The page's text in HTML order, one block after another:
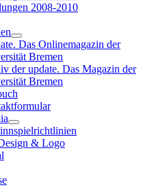
2008-2010
Das Onlinemagazin der
Bremen
der update. Das Magazin der
Bremen
& Logo